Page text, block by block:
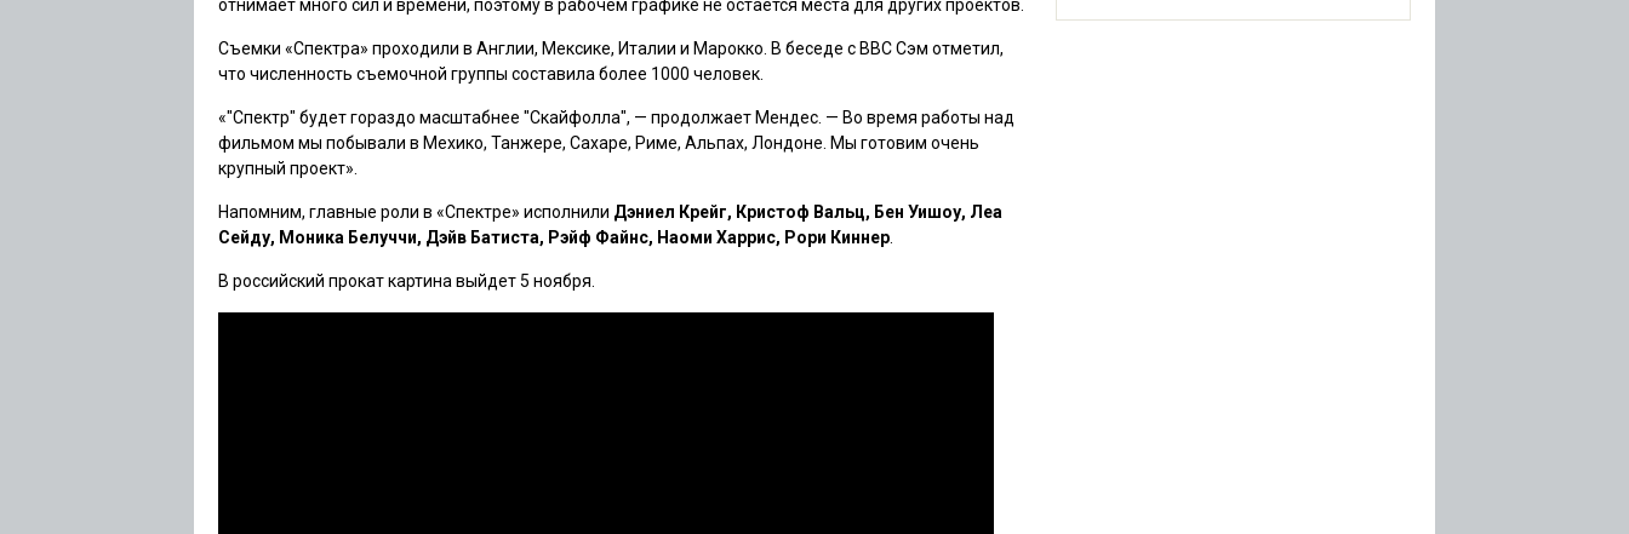
отнимает много сил и времени, поэтому в рабочем графике не остается места для других проектов.
Съемки «Спектра» проходили в Англии, Мексике, Италии и Марокко. В беседе с BBC Сэм отметил,
что численность съемочной группы составила более 1000 человек.
«"Спектр" будет гораздо масштабнее "Скайфолла", — продолжает Мендес. — Во время работы над
фильмом мы побывали в Мехико, Танжере, Сахаре, Риме, Альпах, Лондоне. Мы готовим очень
крупный проект».
Напомним, главные роли в «Спектре» исполнили Дэниел Крейг, Кристоф Вальц, Бен Уишоу, Леа
Сейду, Моника Белуччи, Дэйв Батиста, Рэйф Файнс, Наоми Харрис, Рори Киннер
В российский прокат картина выйдет 5 ноября.